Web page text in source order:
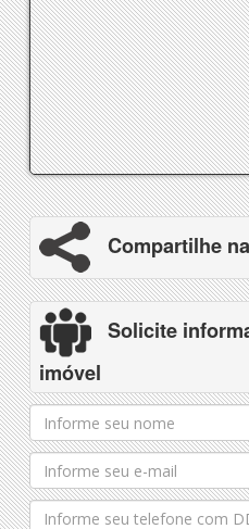
Compartilhe
Solicite
imóvel